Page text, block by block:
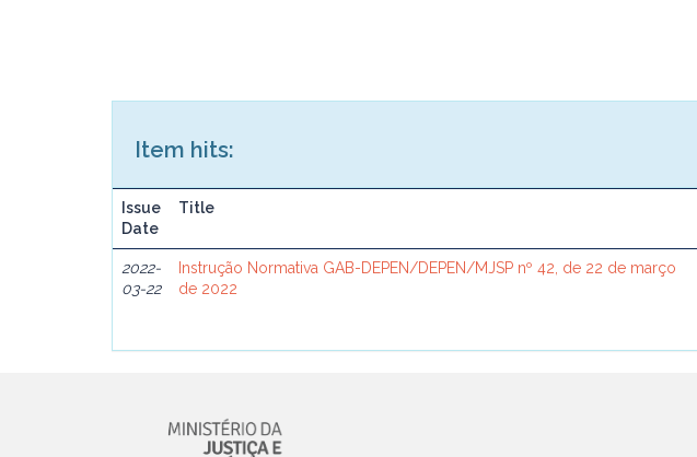
Item hits:
Issue
Date
Title
2022-
03-22
Instrução Normativa GAB-DEPEN/DEPEN/MJSP nº 42, de 22 de março
de 2022